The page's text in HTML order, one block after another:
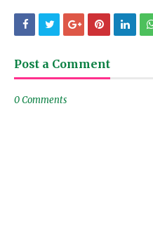
Post a Comment
0 Comments